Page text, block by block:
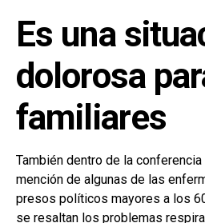
Es una
dolorosa
familiares
También dentro de la
mención de algunas de las
presos políticos mayores a los
se resaltan los problemas